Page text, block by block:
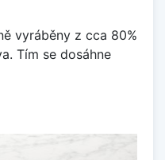
vyráběny z cca 80%
Tím se dosáhne